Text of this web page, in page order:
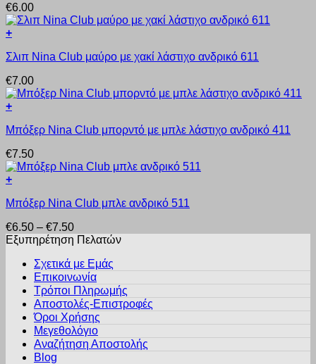
επιλεγούν
στη
σελίδα
του
προϊόντος
έχει
πολλαπλές
παραλλαγές.
επιλογές
να
επιλεγούν
στη
σελίδα
του
προϊόντος
€6.00
+
το
έχει
πολλαπλές
παραλλαγές.
επιλογές
να
επιλεγούν
στη
σελίδα
του
προϊόντος
Σλιπ Nina Club μαύρο με χακί λάστιχο ανδρικό 611
€7.00
+
το
έχει
πολλαπλές
παραλλαγές.
επιλογές
να
επιλεγούν
σελίδα
προϊόντος
Μπόξερ Nina Club μπορντό με μπλε λάστιχο ανδρικό 411
€7.50
+
το
έχει
πολλαπλές
επιλογές
μπορούν
επιλεγούν
σελίδα
Μπόξερ Nina Club μπλε ανδρικό 511
€6.50 – €7.50Price
range:
through
€7.50
Εξυπηρέτηση Πελατών
Σχετικά με Εμάς
Επικοινωνία
Τρόποι Πληρωμής
Αποστολές-Επιστροφές
Όροι Χρήσης
Μεγεθολόγιο
Αναζήτηση Αποστολής
Blog